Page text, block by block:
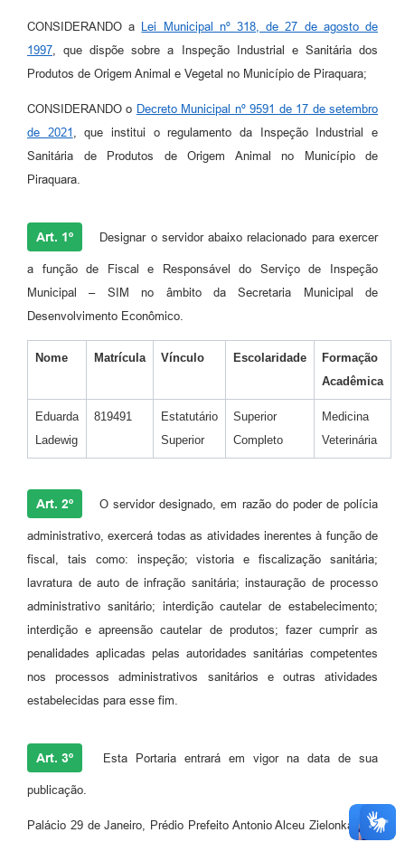
CONSIDERANDO a Lei Municipal nº 318, de 27 de agosto de
1997, que dispõe sobre a Inspeção Industrial e Sanitária dos
Produtos de Origem Animal e Vegetal no Município de Piraquara;
CONSIDERANDO o Decreto Municipal nº 9591 de 17 de setembro
de 2021 , que institui o regulamento da Inspeção Industrial e
Sanitária de Produtos de Origem Animal no Município de
Piraquara.
Art. 1º Designar o servidor abaixo relacionado para exercer
a função de Fiscal e Responsável do Serviço de Inspeção
Municipal – SIM no âmbito da Secretaria Municipal de
Desenvolvimento Econômico.
Nome Matrícula Vínculo Escolaridade
Formação
Acadêmica
Eduarda
Ladewig
819491
Estatutário
Superior
Superior
Completo
Medicina
Veterinária
Art. 2º O servidor designado, em razão do poder de polícia
administrativo, exercerá todas as atividades inerentes à função de
fiscal, tais como: inspeção; vistoria e fiscalização sanitária;
lavratura de auto de infração sanitária; instauração de processo
administrativo sanitário; interdição cautelar de estabelecimento;
interdição e apreensão cautelar de produtos; fazer cumprir as
penalidades aplicadas pelas autoridades sanitárias competentes
nos processos administrativos sanitários e outras atividades
estabelecidas para esse fim.
Art. 3º Esta Portaria entrará em vigor na data de sua
publicação.
Palácio 29 de Janeiro, Prédio Prefeito Antonio Alceu Zielonka, em